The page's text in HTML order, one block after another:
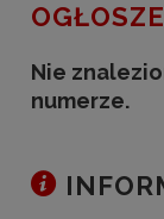
Nie
numerze.